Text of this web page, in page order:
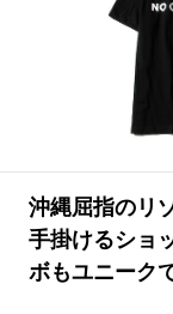
#SHOPPING
#ESSENTIAL
#NEW
#路地裏てぃ
#GH 銘品の
#Commune
#ととけん
#LIFESTYLE
沖縄屈指のリ
手掛けるショ
ボもユニーク